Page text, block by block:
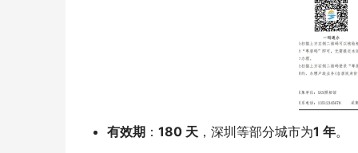
有效期 ： 180 天 ，深圳等部分城市为1 年。